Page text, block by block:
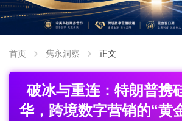
首页 隽永洞察 正文
破冰与重连：特朗普携
华，跨境数字营销的“黄